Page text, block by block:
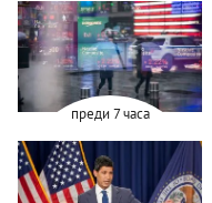
преди 7 часа